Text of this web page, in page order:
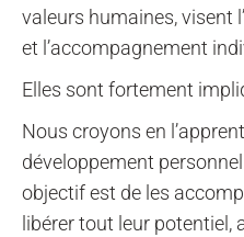
valeurs humaines, visent
et l’accompagnement
Elles sont fortement
Nous croyons en
développement
objectif est de les
libérer tout leur potentiel,